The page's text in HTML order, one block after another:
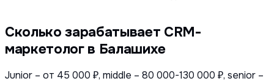
Сколько зарабатывает CRM-
маркетолог в Балашихе
Junior – от 45 000 ₽, middle – 80 000-130 000 ₽, senior –